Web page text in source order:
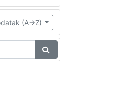
(A->Z)